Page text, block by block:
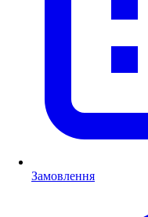
Замовлення